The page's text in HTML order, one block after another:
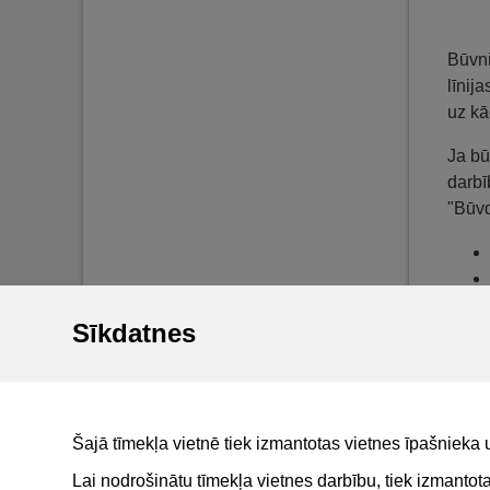
Sīkdatnes
Šajā tīmekļa vietnē tiek izmantotas vietnes īpašnieka
Lai nodrošinātu tīmekļa vietnes darbību, tiek
uz
Ja